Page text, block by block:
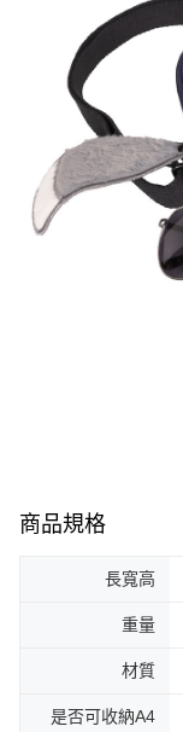
商品規格
長寬高
重量
材質
是否可收納A4